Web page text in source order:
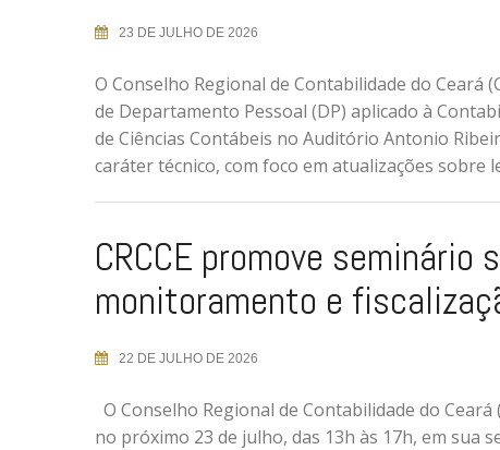
23 DE JULHO DE 2026
O Conselho Regional de Contabilidade do Ceará
de Departamento Pessoal (DP) aplicado à
de Ciências Contábeis no Auditório Antonio
caráter técnico, com foco em atualizações sobre
CRCCE promove
monitoramento e
22 DE JULHO DE 2026
O Conselho Regional de Contabilidade do
no próximo 23 de julho, das 13h às 17h, em sua